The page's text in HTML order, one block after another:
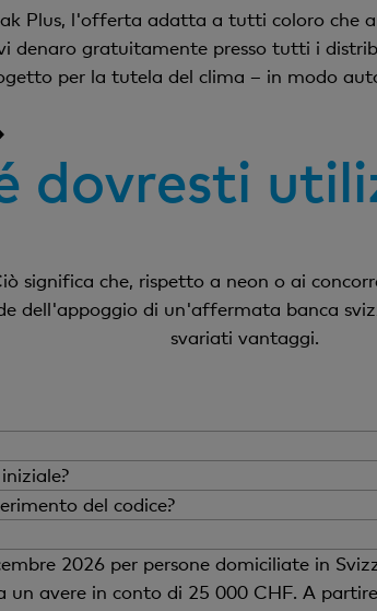
Plus, l'offerta adatta a tutti coloro che
denaro gratuitamente presso tutti i
per la tutela del clima – in modo
dovresti
significa che, rispetto a neon o ai
dell'appoggio di un'affermata banca
svariati vantaggi.
ricevi un SMS che ti informa che il
effettua il login nell'app Zak, accedi
avrai più diritto al tuo bonus.
i 60 CHF sul tuo conto Zak entro
del codice?
hai un codice Zak di uno dei nostri
dei due buoni, poiché dopo l'apertura
2026per persone domiciliate in
avere in conto di 25 000 CHF. A